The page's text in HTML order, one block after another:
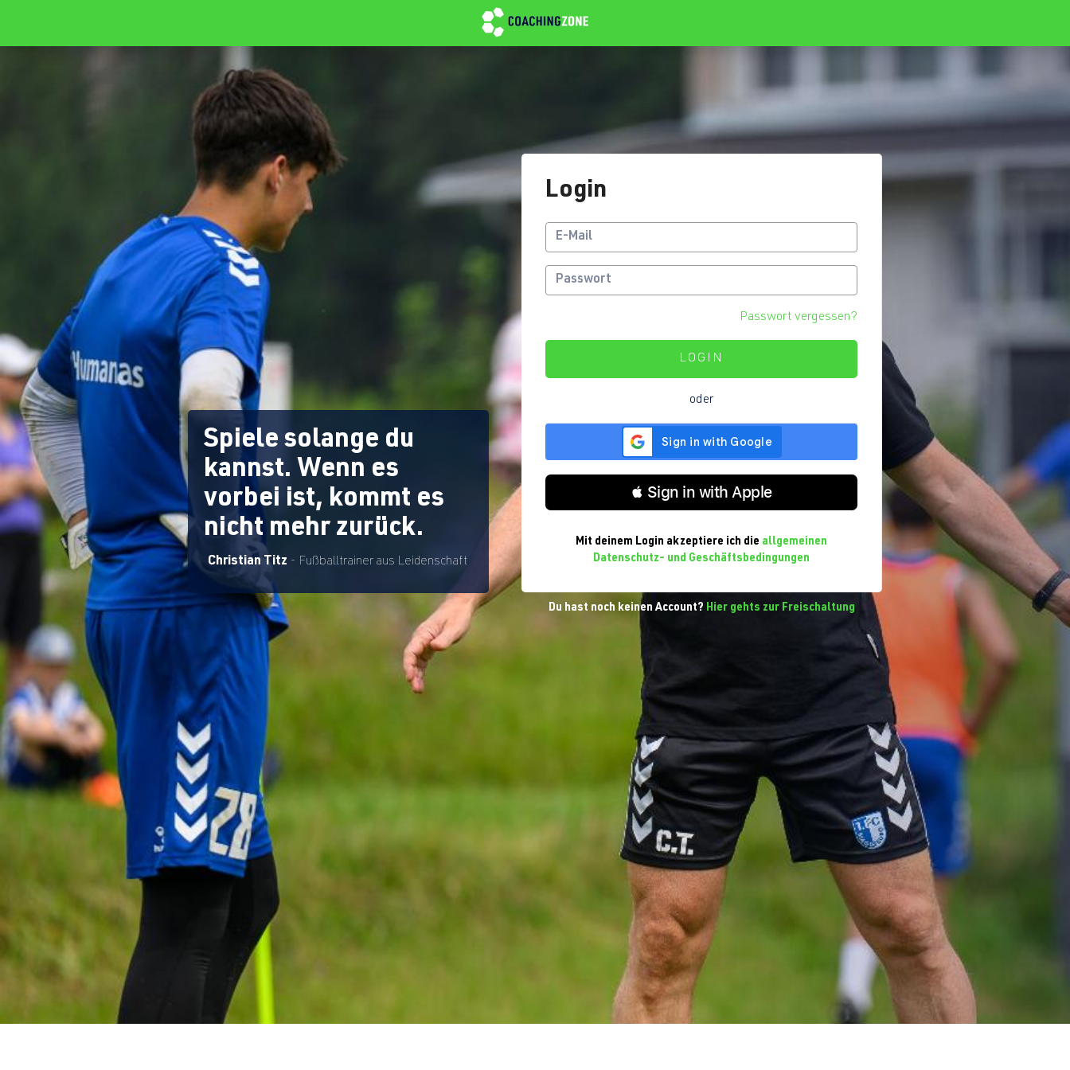
Spiele solange du
kannst. Wenn es
vorbei ist, kommt es
nicht mehr zurück.
Christian Titz - Fußballtrainer aus Leidenschaft
Login
Passwort vergessen?
LOGIN
oder
 Sign in with Apple
Mit deinem Login akzeptiere ich die allgemeinen
Datenschutz- und Geschäftsbedingungen
Du hast noch keinen Account? Hier gehts zur Freischaltung